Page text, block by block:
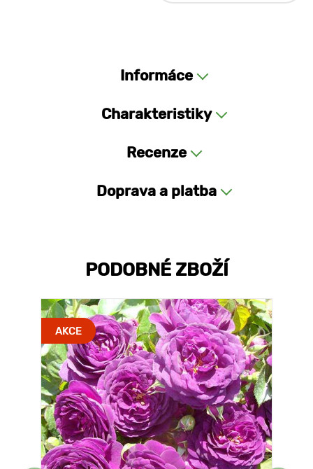
Informáce
Charakteristiky
Recenze
Doprava a platba
PODOBNÉ ZBOŽÍ
AKCE